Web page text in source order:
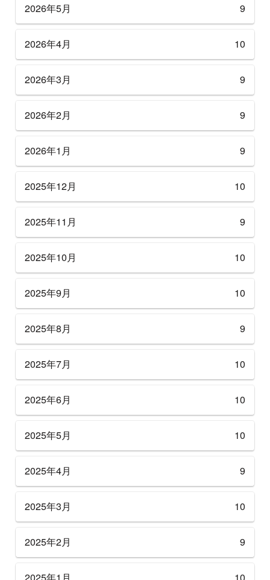
2026年5月 9
2026年4月 10
2026年3月 9
2026年2月 9
2026年1月 9
2025年12月 10
2025年11月 9
2025年10月 10
2025年9月 10
2025年8月 9
2025年7月 10
2025年6月 10
2025年5月 10
2025年4月 9
2025年3月 10
2025年2月 9
2025年1月 10